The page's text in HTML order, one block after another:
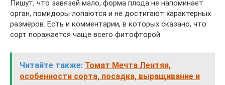
Пишут, что завязей мало, форма плода не напоминает
орган, помидоры лопаются и не достигают характерных
размеров. Есть и комментарии, в которых сказано, что
сорт поражается чаще всего фитофторой.
Читайте также: Томат Мечта Лентяя,
особенности сорта, посадка, выращивание и